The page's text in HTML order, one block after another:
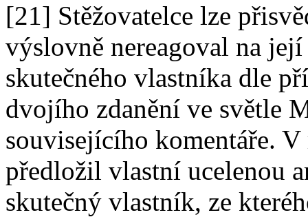
[21] Stěžovatelce lze
výslovně nereagoval na
skutečného vlastníka dle
dvojího zdanění ve světle
souvisejícího komentáře.
předložil vlastní ucelenou
skutečný vlastník, ze